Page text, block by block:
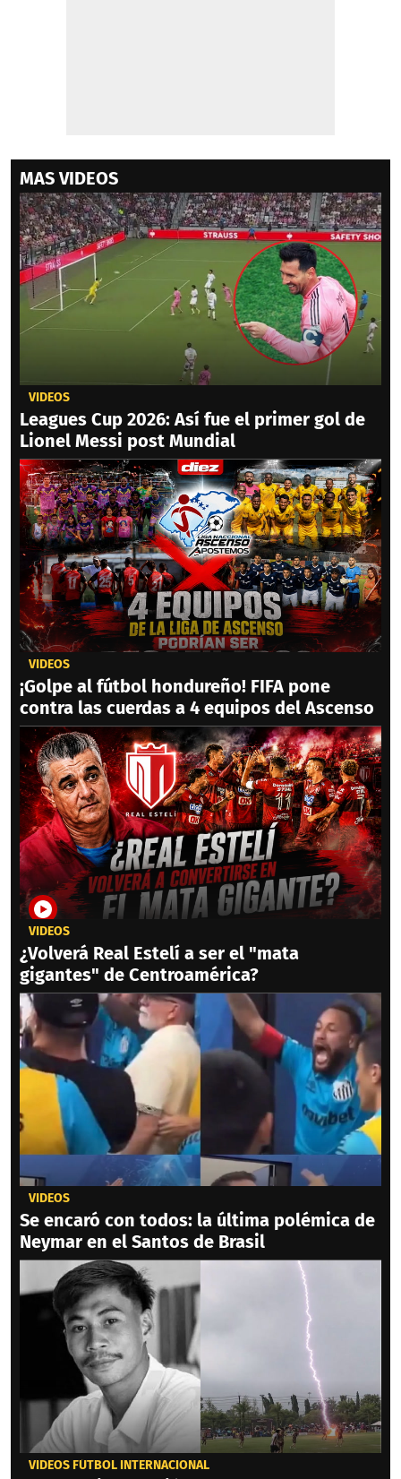
MAS VIDEOS
VIDEOS
Leagues Cup 2026: Así fue el primer gol de
Lionel Messi post Mundial
VIDEOS
¡Golpe al fútbol hondureño! FIFA pone
contra las cuerdas a 4 equipos del Ascenso
VIDEOS
¿Volverá Real Estelí a ser el "mata
gigantes" de Centroamérica?
VIDEOS
Se encaró con todos: la última polémica de
Neymar en el Santos de Brasil
VIDEOS FÚTBOL INTERNACIONAL